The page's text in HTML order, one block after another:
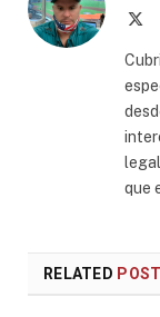
que
RELATED